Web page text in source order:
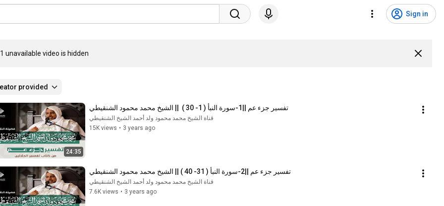
Sign in
1 unavailable video is hidden
provided
24:35
تفسير جزء عم ||1-سورة النبأ ( 1- 30 )  || الشيخ محمد محمود الشنقيطي
قناة الشيخ محمد محمود ولد أحمد الشيخ الشنقيطي
15K views • 3 years ago
تفسير جزء عم ||2-سورة النبأ ( 31- 40 ) || الشيخ محمد محمود الشنقيطي
قناة الشيخ محمد محمود ولد أحمد الشيخ الشنقيطي
7.6K views • 3 years ago